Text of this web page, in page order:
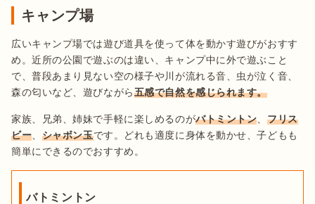
キャンプ場
広いキャンプ場では遊び道具を使って体を動かす遊びがおすす
め。近所の公園で遊ぶのは違い、キャンプ中に外で遊ぶこと
で、普段あまり見ない空の様子や川が流れる音、虫が泣く音、
森の匂いなど、遊びながら五感で自然を感じられます。
家族、兄弟、姉妹で手軽に楽しめるのがバトミントン 、フリス
ビー
シャボン玉です。どれも適度に身体を動かせ、子どもも
簡単にできるのでおすすめ。
バトミントン